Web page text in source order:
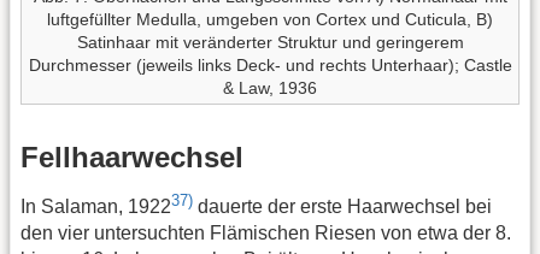
luftgefüllter Medulla, umgeben von Cortex und Cuticula, B)
Satinhaar mit veränderter Struktur und geringerem
Durchmesser (jeweils links Deck- und rechts Unterhaar); Castle
& Law, 1936
Fellhaarwechsel
In Salaman, 192237) dauerte der erste Haarwechsel bei
den vier untersuchten Flämischen Riesen von etwa der 8.